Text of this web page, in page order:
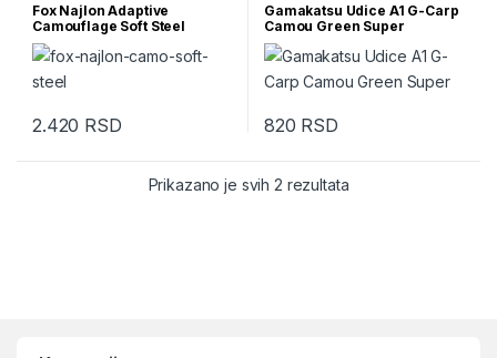
Fox Najlon Adaptive
Camouflage Soft Steel
2.420 RSD
Ovaj proizvod ima više varijanti. Opcije mogu biti izabrane na
Gamakatsu Udice A1 G-Carp
Camou Green Super
820 RSD
Ovaj proizvod ima više
Prikazano je svih 2 rezultataSortirano po